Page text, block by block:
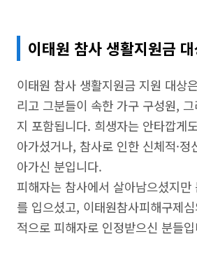
이태원 참사 생활지원금
이태원 참사 생활지원금 지원 대상
리고 그분들이 속한 가구 구성원,
지 포함됩니다. 희생자는 안타깝게
아가셨거나, 참사로 인한 신체적·
아가신 분입니다.
피해자는 참사에서 살아남으셨지만
를 입으셨고, 이태원참사피해구제
적으로 피해자로 인정받으신 분들